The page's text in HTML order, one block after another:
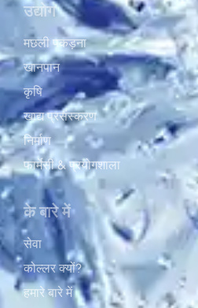
उद्योग
मछली पकड़ना
खानपान
कृषि
खाद्य प्रसंस्करण
निर्माण
फार्मेसी & प्रयोगशाला
के बारे में
सेवा
कोल्लर क्यों?
हमारे बारे में